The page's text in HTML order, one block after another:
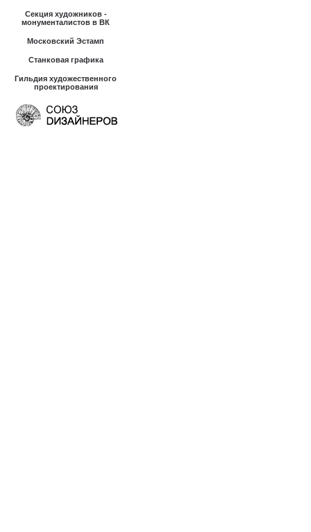
Секция художников -
монументалистов в ВК
Московский Эстамп
Станковая графика
Гильдия художественного
проектирования